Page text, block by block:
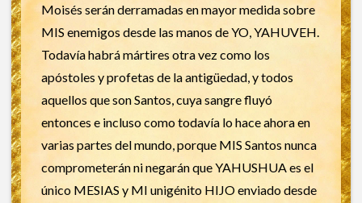
Moisés serán derramadas en mayor medida sobre
MIS enemigos desde las manos de YO, YAHUVEH.
Todavía habrá mártires otra vez como los
apóstoles y profetas de la antigüedad, y todos
aquellos que son Santos, cuya sangre fluyó
entonces e incluso como todavía lo hace ahora en
varias partes del mundo, porque MIS Santos nunca
comprometerán ni negarán que YAHUSHUA es el
único MESIAS y MI unigénito HIJO enviado desde